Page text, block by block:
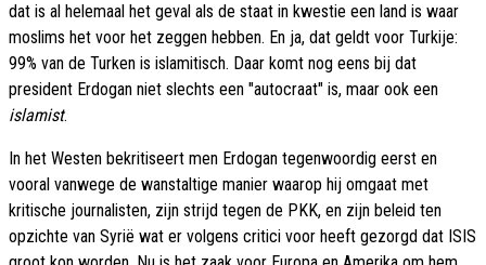
dat is al helemaal het geval als de staat in kwestie een land is waar
moslims het voor het zeggen hebben. En ja, dat geldt voor Turkije:
99% van de Turken is islamitisch. Daar komt nog eens bij dat
president Erdogan niet slechts een "autocraat" is, maar ook een
islamist.
In het Westen bekritiseert men Erdogan tegenwoordig eerst en
vooral vanwege de wanstaltige manier waarop hij omgaat met
kritische journalisten, zijn strijd tegen de PKK, en zijn beleid ten
opzichte van Syrië wat er volgens critici voor heeft gezorgd dat ISIS